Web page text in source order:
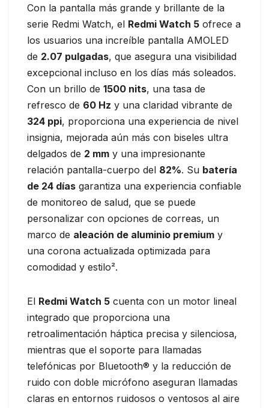
Con la pantalla más grande y brillante de la
serie Redmi Watch, el Redmi Watch 5 ofrece a
los usuarios una increíble pantalla AMOLED
de 2.07 pulgadas, que asegura una visibilidad
excepcional incluso en los días más soleados.
Con un brillo de 1500 nits, una tasa de
refresco de 60 Hz y una claridad vibrante de
324 ppi, proporciona una experiencia de nivel
insignia, mejorada aún más con biseles ultra
delgados de 2 mm y una impresionante
relación pantalla-cuerpo del 82%. Su batería
de 24 días garantiza una experiencia confiable
de monitoreo de salud, que se puede
personalizar con opciones de correas, un
marco de aleación de aluminio premium y
una corona actualizada optimizada para
comodidad y estilo².
El Redmi Watch 5 cuenta con un motor lineal
integrado que proporciona una
retroalimentación háptica precisa y silenciosa,
mientras que el soporte para llamadas
telefónicas por Bluetooth® y la reducción de
ruido con doble micrófono aseguran llamadas
claras en entornos ruidosos o ventosos al aire